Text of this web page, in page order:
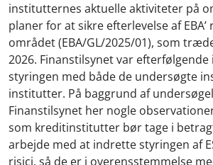
institutternes aktuelle aktiviteter på
planer for at sikre efterlevelse af
området (EBA/GL/2025/01), som
2026. Finanstilsynet var efterfølgende
styringen med både de undersøgte
institutter. På baggrund af
Finanstilsynet her nogle
som kreditinstitutter bør tage i
arbejde med at indrette styringen af
risici, så de er i overensstemmelse